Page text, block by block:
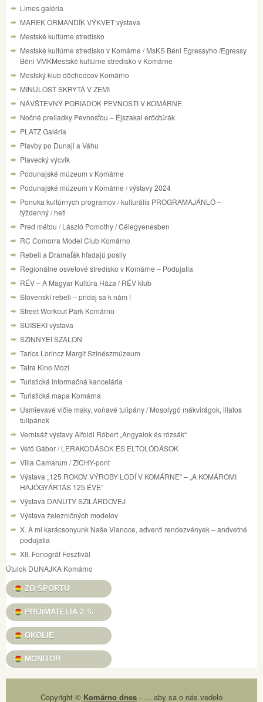
Limes galéria
MAREK ORMANDÍK VÝKVET výstava
Mestské kultúrne stredisko
Mestské kultúrne stredisko v Komárne / MsKS Béni Egressyho /Egressy
Béni VMKMestské kultúrne stredisko v Komárne
Mestský klub dôchodcov Komárno
MINULOSŤ SKRYTÁ V ZEMI
NÁVŠTEVNÝ PORIADOK PEVNOSTI V KOMÁRNE
Nočné preliadky Pevnosťou – Éjszakai erődtúrák
PLATZ Galéria
Plavby po Dunaji a Váhu
Plavecký výcvik
Podunajské múzeum v Komárne
Podunajské múzeum v Komárne / výstavy 2024
Ponuka kultúrnych programov / kulturális PROGRAMAJÁNLÓ –
týždenný / heti
Pred métou / László Pomothy / Célegyenesben
RC Comorra Model Club Komárno
Rebeli a Dramaťák hľadajú posily
Regionálne osvetové stredisko v Komárne – Podujatia
RÉV – A Magyar Kultúra Háza / RÉV klub
Slovenskí rebeli – pridaj sa k nám !
Street Workout Park Komárno
SUISEKI výstava
SZINNYEI SZALON
Tarics Lorincz Margit Szinészmúzeum
Tatra Kino Mozi
Turistická informačná kancelária
Turistická mapa Komárna
Usmievavé vlčie maky, voňavé tulipány / Mosolygó mákvirágok, illatos
tulipánok
Vernisáž výstavy Alfoldi Róbert „Angyalok és rózsák“
Vető Gábor / LERAKODÁSOK ÉS ELTOLÓDÁSOK
Villa Camarum / ZICHY-pont
Výstava „125 ROKOV VÝROBY LODÍ V KOMÁRNE“ – „A KOMÁROMI
HAJÓGYÁRTÁS 125 ÉVE”
Výstava DANUTY SZILÁRDOVEJ
Výstava železničných modelov
X. A mi karácsonyunk Naše Vianoce, adventi rendezvények – andvetné
podujatia
XII. Fonográf Fesztivál
Útulok DUNAJKA Komárno
ZO ŠPORTU
PRIJÍMATELIA 2 %
OKOLIE
MONITOR
Copyright © Komárno dnes - … aby sa o nás vedelo